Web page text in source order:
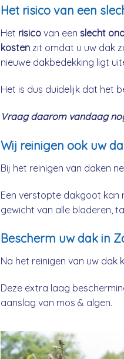
Het risico van een
Het risico van een slecht
kosten zit omdat u uw dak
nieuwe dakbedekking ligt
Het is dus duidelijk dat het
Vraag daarom vandaag
Wij reinigen ook uw
Bij het reinigen van daken
Een verstopte dakgoot kan
gewicht van alle bladeren,
Bescherm uw dak in
Na het reinigen van uw dak
Deze extra laag
aanslag van mos & algen.